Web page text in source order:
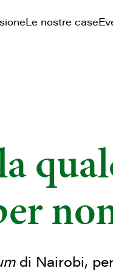
Le nostre case
di Nairobi,